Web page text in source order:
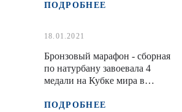
ПОДРОБНЕЕ
18.01.2021
Бронзовый марафон - сборная
по натурбану завоевала 4
медали на Кубке мира в
ПОДРОБНЕЕ